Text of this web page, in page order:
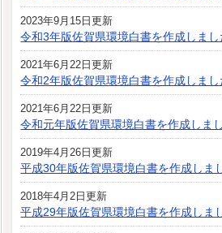
2023年9月15日更新
令和3年版佐賀県環境白書を作成しまし
2021年6月22日更新
令和2年版佐賀県環境白書を作成しまし
2021年6月22日更新
令和元年版佐賀県環境白書を作成しま
2019年4月26日更新
平成30年版佐賀県環境白書を作成しま
2018年4月2日更新
平成29年版佐賀県環境白書を作成しま